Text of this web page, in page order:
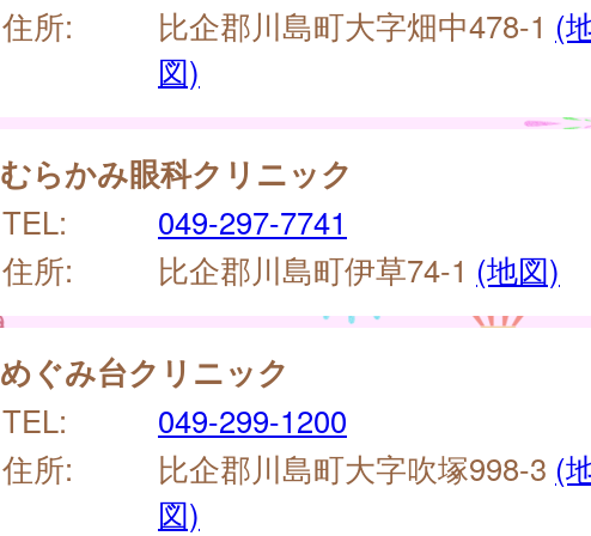
住所:
比企郡川島町大字畑中478-1 (
図)
むらかみ眼科クリニック
TEL:
049-297-7741
住所:
比企郡川島町伊草74-1 (地図)
めぐみ台クリニック
TEL:
049-299-1200
住所:
比企郡川島町大字吹塚998-3 (
図)